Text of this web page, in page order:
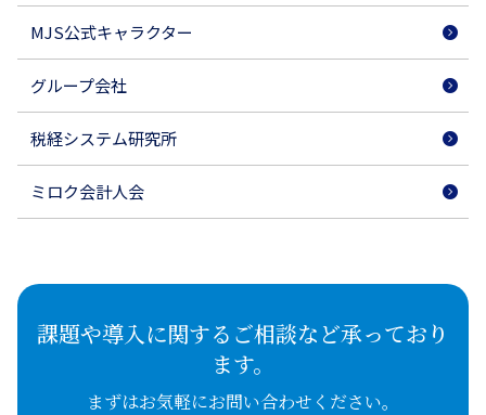
MJS公式キャラクター
グループ会社
税経システム研究所
ミロク会計人会
課題や導入に関するご相談など承っており
ます。
まずはお気軽にお問い合わせください。